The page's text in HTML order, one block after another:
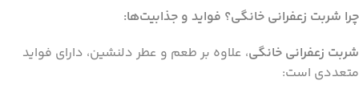
چرا شربت زعفرانی خانگی؟ فواید و جذابیت‌ها:
شربت زعفرانی خانگی، علاوه بر طعم و عطر دلنشین، دارای فواید
متعددی است: